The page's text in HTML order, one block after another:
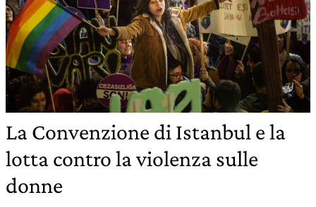
La Convenzione di Istanbul e la
lotta contro la violenza sulle
donne